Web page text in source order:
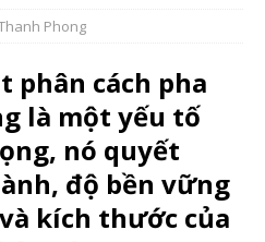
Phong
phân cách pha
là một yếu tố
nó quyết
độ bền vững
kích thước của